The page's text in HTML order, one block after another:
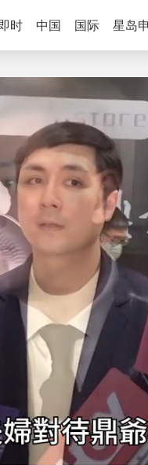
即时 中国 国际 星岛